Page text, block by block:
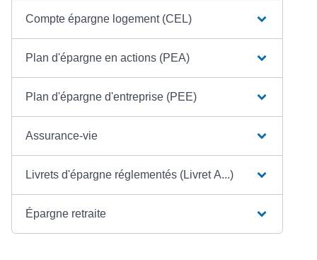
Compte épargne logement (CEL)
Plan d'épargne en actions (PEA)
Plan d'épargne d'entreprise (PEE)
Assurance-vie
Livrets d'épargne réglementés (Livret A...)
Épargne retraite